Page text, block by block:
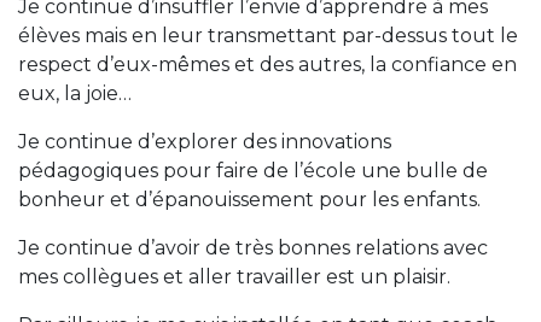
Je continue d’insuffler l’envie d’apprendre à mes
élèves mais en leur transmettant par-dessus tout le
respect d’eux-mêmes et des autres, la confiance en
eux, la joie…
Je continue d’explorer des innovations
pédagogiques pour faire de l’école une bulle de
bonheur et d’épanouissement pour les enfants.
Je continue d’avoir de très bonnes relations avec
mes collègues et aller travailler est un plaisir.